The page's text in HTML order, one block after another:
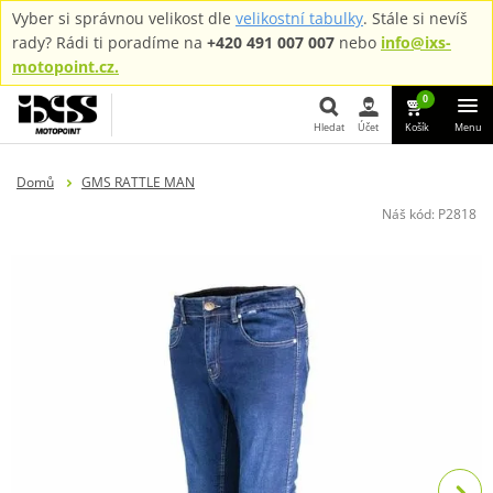
Vyber si správnou velikost dle velikostní tabulky. Stále si nevíš
rady? Rádi ti poradíme na +420 491 007 007 nebo info@ixs-
motopoint.cz.
Hledat Účet
0
Košík Menu
Domů
GMS RATTLE MAN
Náš kód: P2818